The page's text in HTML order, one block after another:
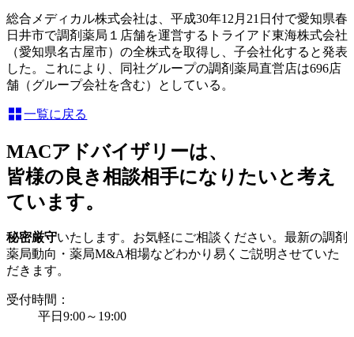
総合メディカル株式会社は、平成30年12月21日付で愛知県春
日井市で調剤薬局１店舗を運営するトライアド東海株式会社
（愛知県名古屋市）の全株式を取得し、子会社化すると発表
した。これにより、同社グループの調剤薬局直営店は696店
舗（グループ会社を含む）としている。
一覧に戻る
MACアドバイザリーは、
皆様の良き相談相手になりたいと考え
ています。
秘密厳守いたします。お気軽にご相談ください。最新の調剤
薬局動向・薬局M&A相場などわかり易くご説明させていた
だきます。
受付時間：
平日9:00～19:00